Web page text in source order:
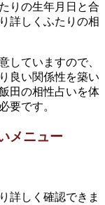
りの生年月日と合
詳しくふたりの相
していますので、
良い関係性を築い
田の相性占いを体
要です。
メニュー
詳しく確認できま